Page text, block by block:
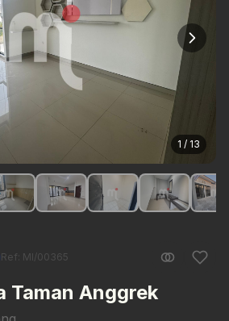
1 / 13
Ref: MI/00365
Taman Anggrek